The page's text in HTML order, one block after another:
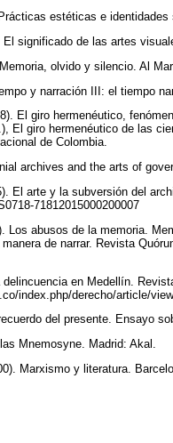
estéticas e
El significado de las artes
olvido y silencio. Al
y narración III: el tiempo
El giro hermenéutico,
El giro hermenéutico de las
de Colombia.
archives and the arts of
El arte y la subversión del
71812015000200007
Los abusos de la memoria.
de narrar. Revista
en Medellín.
index.php/derecho/article/
del presente. Ensayo
Mnemosyne. Madrid: Akal.
Marxismo y literatura.